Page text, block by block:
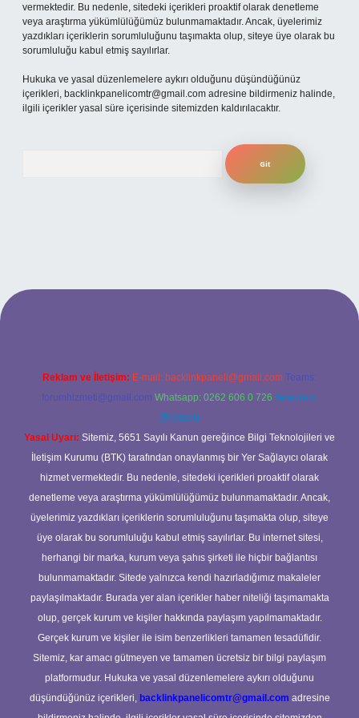
vermektedir. Bu nedenle, sitedeki içerikleri proaktif olarak denetleme
veya araştırma yükümlülüğümüz bulunmamaktadır. Ancak, üyelerimiz
yazdıkları içeriklerin sorumluluğunu taşımakta olup, siteye üye olarak bu
sorumluluğu kabul etmiş sayılırlar.
Hukuka ve yasal düzenlemelere aykırı olduğunu düşündüğünüz
içerikleri, backlinkpanelicomtr@gmail.com adresine bildirmeniz halinde,
ilgili içerikler yasal süre içerisinde sitemizden kaldırılacaktır.
sitesi
Reklam ve İletişim: E-mail: backlinkpaneli@gmail.com Teams:
forumhizmeti@gmail.com Whatsapp: 0262 606 0 726 Telegram:
@karabul
Yasal Uyarı: Sitemiz, 5651 Sayılı Kanun gereğince Bilgi Teknolojileri ve
İletişim Kurumu (BTK) tarafından onaylanmış bir Yer Sağlayıcı olarak
hizmet vermektedir. Bu nedenle, sitedeki içerikleri proaktif olarak
denetleme veya araştırma yükümlülüğümüz bulunmamaktadır. Ancak,
üyelerimiz yazdıkları içeriklerin sorumluluğunu taşımakta olup, siteye
üye olarak bu sorumluluğu kabul etmiş sayılırlar. Bu internet sitesi,
herhangi bir marka, kurum veya şahıs şirketi ile hiçbir bağlantısı
bulunmamaktadır. Sitede yalnızca kendi hazırladığımız makaleler
paylaşılmaktadır. Burada yer alan içerikler haber niteliği taşımamakta
olup, gerçek kurum ve kişiler hakkında paylaşım yapılmamaktadır.
Gerçek kurum ve kişiler ile isim benzerlikleri tamamen tesadüfidir.
Sitemiz, kar amacı gütmeyen ve tamamen ücretsiz bir bilgi paylaşım
platformudur. Hukuka ve yasal düzenlemelere aykırı olduğunu
düşündüğünüz içerikleri, backlinkpanelicomtr@gmail.com adresine